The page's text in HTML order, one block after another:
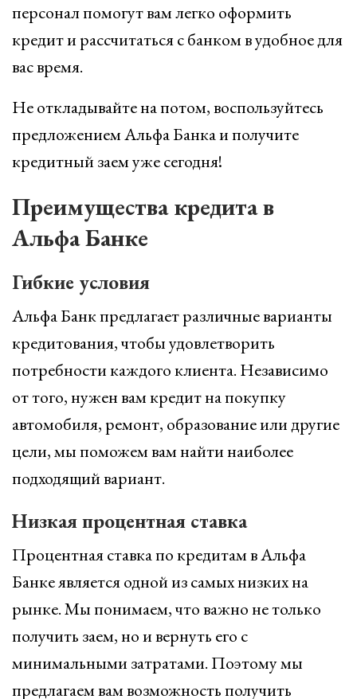
персонал помогут вам легко оформить
кредит и рассчитаться с банком в удобное для
вас время.
Не откладывайте на потом, воспользуйтесь
предложением Альфа Банка и получите
кредитный заем уже сегодня!
Преимущества кредита в
Альфа Банке
Гибкие условия
Альфа Банк предлагает различные варианты
кредитования, чтобы удовлетворить
потребности каждого клиента. Независимо
от того, нужен вам кредит на покупку
автомобиля, ремонт, образование или другие
цели, мы поможем вам найти наиболее
подходящий вариант.
Низкая процентная ставка
Процентная ставка по кредитам в Альфа
Банке является одной из самых низких на
рынке. Мы понимаем, что важно не только
получить заем, но и вернуть его с
минимальными затратами. Поэтому мы
предлагаем вам возможность получить